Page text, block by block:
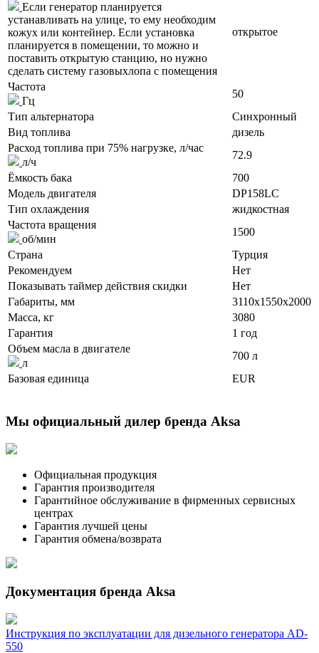
Если генератор планируется
устанавливать на улице, то ему необходим
кожух или контейнер. Если установка
планируется в помещении, то можно и
поставить открытую станцию, но нужно
сделать систему газовыхлопа с помещения
открытое
Частота
Гц
50
Тип альтернатора
Синхронный
Вид топлива
дизель
Расход топлива при 75% нагрузке, л/час
л/ч
72.9
Ёмкость бака
700
Модель двигателя
DP158LC
Тип охлаждения
жидкостная
Частота вращения
об/мин
1500
Страна
Турция
Рекомендуем
Нет
Показывать таймер действия скидки
Нет
Габариты, мм
3110x1550x2000
Масса, кг
3080
Гарантия
1 год
Объем масла в двигателе
л
700 л
Базовая единица
EUR
Мы официальный дилер бренда Aksa
Официальная продукция
Гарантия производителя
Гарантийное обслуживание в фирменных сервисных
центрах
Гарантия лучшей цены
Гарантия обмена/возврата
Документация бренда Aksa
Инструкция по эксплуатации для дизельного генератора AD-
550